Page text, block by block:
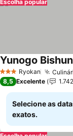
Escolha popular
3 EstrelasRyokan
Yunogo
8,5 Excelente 1.742
Selecione as
exatos.